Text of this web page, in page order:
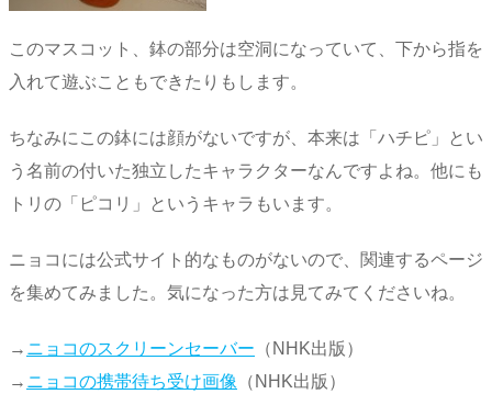
このマスコット、鉢の部分は空洞になっていて、下から指を
入れて遊ぶこともできたりもします。
ちなみにこの鉢には顔がないですが、本来は「ハチピ」とい
う名前の付いた独立したキャラクターなんですよね。他にも
トリの「ピコリ」というキャラもいます。
ニョコには公式サイト的なものがないので、関連するページ
を集めてみました。気になった方は見てみてくださいね。
→ ニョコのスクリーンセーバー （NHK出版）
→ ニョコの携帯待ち受け画像 （NHK出版）